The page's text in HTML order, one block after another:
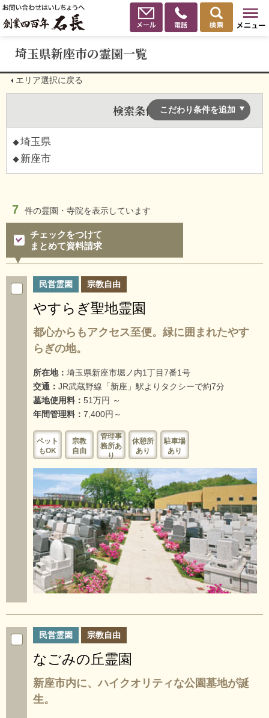
埼玉県新座市の霊園一覧
エリア選択に戻る
こだわり条件を追加
検索条件
埼玉県
新座市
7 件の霊園・寺院を表示しています
チェックをつけて
まとめて資料請求
民営霊園 宗教自由
やすらぎ聖地霊園
都心からもアクセス至便。緑に囲まれたやす
らぎの地。
所在地： 埼玉県新座市堀ノ内1丁目7番1号
交通： JR武蔵野線「新座」駅よりタクシーで約7分
墓地使用料： 51万円 ～
年間管理料： 7,400円～
ペット
もOK
宗教
自由
管理事
務所あ
り
休憩所
あり
駐車場
あり
民営霊園 宗教自由
なごみの丘霊園
新座市内に、ハイクオリティな公園墓地が誕
生。